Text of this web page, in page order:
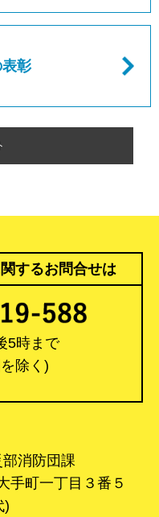
彰
するお問合せは
5時まで
除く)
部消防団課
手町一丁目３番５
)